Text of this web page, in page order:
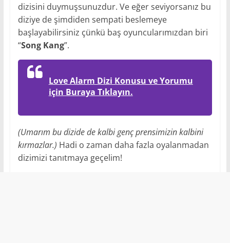
dizisini duymuşsunuzdur. Ve eğer seviyorsanız bu
diziye de şimdiden sempati beslemeye
başlayabilirsiniz çünkü baş oyuncularımızdan biri
“Song Kang”.
Love Alarm Dizi Konusu ve Yorumu
için Buraya Tıklayın.
(Umarım bu dizide de kalbi genç prensimizin kalbini
kırmazlar.) Hadi o zaman daha fazla oyalanmadan
dizimizi tanıtmaya geçelim!